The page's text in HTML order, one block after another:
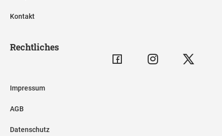
Kontakt
Rechtliches
Impressum
AGB
Datenschutz